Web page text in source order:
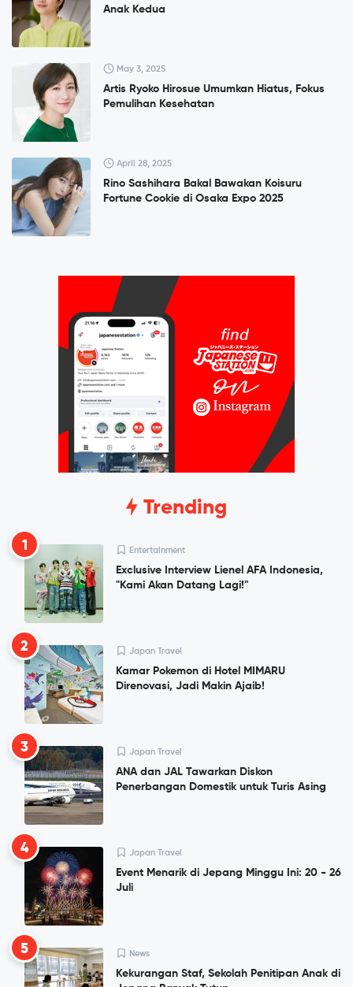
Anak Kedua
May 3, 2025
Artis Ryoko Hirosue Umumkan Hiatus, Fokus
Pemulihan Kesehatan
April 28, 2025
Rino Sashihara Bakal Bawakan Koisuru
Fortune Cookie di Osaka Expo 2025
Trending
1 Entertainment
Exclusive Interview Lienel AFA Indonesia,
"Kami Akan Datang Lagi!"
2 Japan Travel
Kamar Pokemon di Hotel MIMARU
Direnovasi, Jadi Makin Ajaib!
3 Japan Travel
ANA dan JAL Tawarkan Diskon
Penerbangan Domestik untuk Turis Asing
4 Japan Travel
Event Menarik di Jepang Minggu Ini: 20 - 26
Juli
5 News
Kekurangan Staf, Sekolah Penitipan Anak di